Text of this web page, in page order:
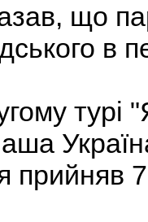
що
в
турі
7-